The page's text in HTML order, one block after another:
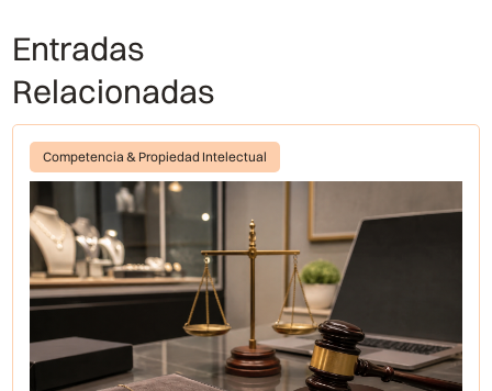
Entradas
Relacionadas
Competencia & Propiedad Intelectual